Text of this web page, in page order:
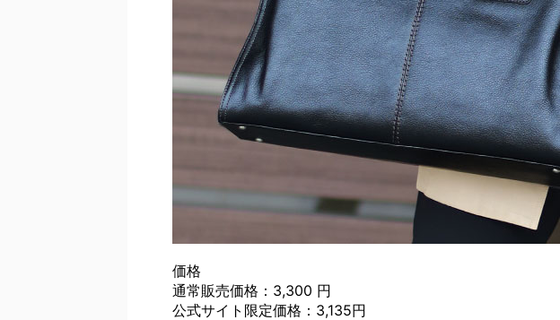
価格
通常販売価格：3,300 円
公式サイト限定価格：3,135円